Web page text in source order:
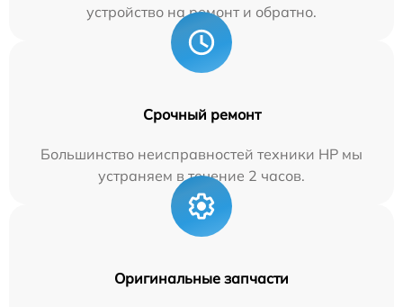
устройство на ремонт и обратно.
Срочный ремонт
Большинство неисправностей техники HP мы
устраняем в течение 2 часов.
Оригинальные запчасти